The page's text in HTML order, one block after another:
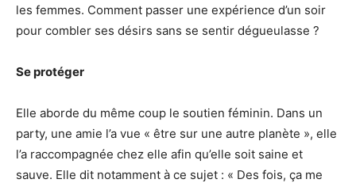
les femmes. Comment passer une expérience d’un soir
pour combler ses désirs sans se sentir dégueulasse ?
Se protéger
Elle aborde du même coup le soutien féminin. Dans un
party, une amie l’a vue « être sur une autre planète », elle
l’a raccompagnée chez elle afin qu’elle soit saine et
sauve. Elle dit notamment à ce sujet : « Des fois, ça me